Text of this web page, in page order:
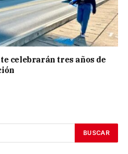
celebrarán tres años de